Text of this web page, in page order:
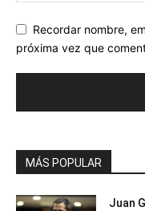
Recordar nombre,
próxima vez que
MÁS POPULAR
Juan